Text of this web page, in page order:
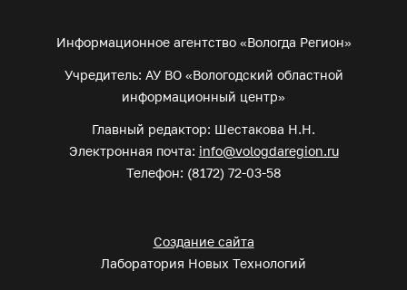
Информационное агентство «Вологда Регион»
Учредитель: АУ ВО «Вологодский областной
информационный центр»
Главный редактор: Шестакова Н.Н.
Электронная почта: info@vologdaregion.ru
Телефон: (8172) 72-03-58
Создание сайта
Лаборатория Новых Технологий